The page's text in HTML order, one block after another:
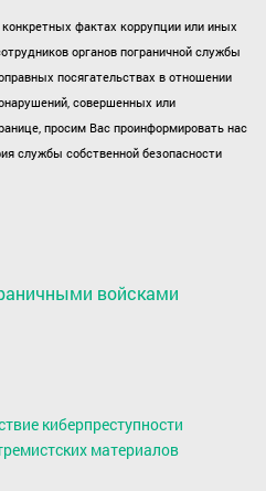
фактах коррупции или иных
органов пограничной службы
посягательствах в отношении
совершенных или
просим Вас проинформировать нас
службы собственной безопасности
войсками
киберпреступности
материалов